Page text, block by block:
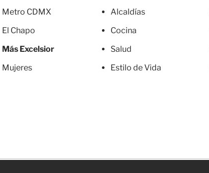
Metro CDMX
El Chapo
Más Excelsior
Mujeres
Alcaldías
Cocina
Salud
Estilo de Vida